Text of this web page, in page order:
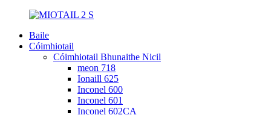
Baile
Cóimhiotail
Cóimhiotail Bhunaithe Nicil
meon 718
Ionaill 625
Inconel 600
Inconel 601
Inconel 602CA